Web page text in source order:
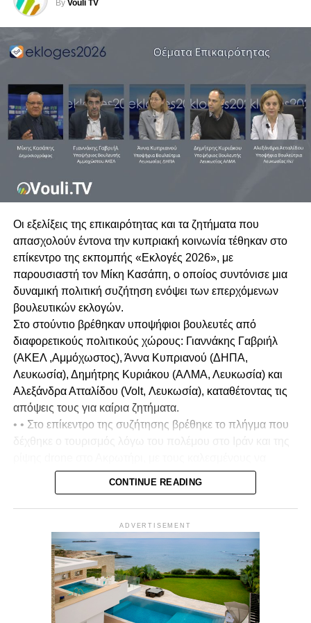
By Vouli TV
Οι εξελίξεις της επικαιρότητας και τα ζητήματα που
απασχολούν έντονα την κυπριακή κοινωνία τέθηκαν στο
επίκεντρο της εκπομπής «Εκλογές 2026», με
παρουσιαστή τον Μίκη Κασάπη, ο οποίος συντόνισε μια
δυναμική πολιτική συζήτηση ενόψει των επερχόμενων
βουλευτικών εκλογών.
Στο στούντιο βρέθηκαν υποψήφιοι βουλευτές από
διαφορετικούς πολιτικούς χώρους: Γιαννάκης Γαβριήλ
(ΑΚΕΛ ,Αμμόχωστος), Άννα Κυπριανού (ΔΗΠΑ,
Λευκωσία), Δημήτρης Κυριάκου (ΑΛΜΑ, Λευκωσία) και
Αλεξάνδρα Ατταλίδου (Volt, Λευκωσία), καταθέτοντας τις
απόψεις τους για καίρια ζητήματα.
• • Στο επίκεντρο της συζήτησης βρέθηκε το πλήγμα που
σχολιάζουν και να αξιολογούν τη διαχείριση της
κατάστασης από την κυβέρνηση, καθώς και τον βαθμό
στον οποίο επηρεάστηκε το αίσθημα ασφάλειας στην
• Ιδιαίτερη αναφορά έγινε στα μέτρα που πρέπει να
ληφθούν για τη στήριξη του τουριστικού κλάδου, με
έμφαση στην ανάγκη προστασίας των εργαζομένων και
των επιχειρήσεων, ώστε να μην μείνουν στο περιθώριο σε
CONTINUE READING
ADVERTISEMENT